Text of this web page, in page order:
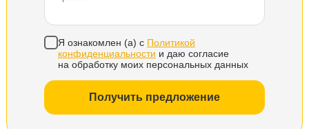
Я ознакомлен (а) с Политикой
конфиденциальности и даю согласие
на обработку моих персональных данных
Получить предложение